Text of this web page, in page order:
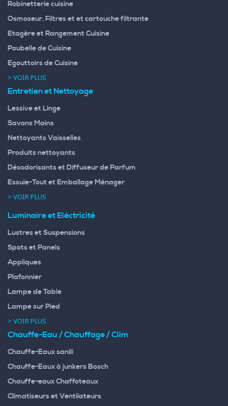
Robinetterie cuisine
Osmoseur, Filtres et et cartouche filtrante
Etagère et Rangement Cuisine
Poubelle de Cuisine
Egouttoirs de Cuisine
> VOIR PLUS
Entretien et Nettoyage
Lessive et Linge
Savons Mains
Nettoyants Vaisselles
Produits nettoyants
Désodorisants et Diffuseur de Parfum
Essuie-Tout et Emballage Ménager
> VOIR PLUS
Luminaire et Eléctricité
Lustres et Suspensions
Spots et Panels
Appliques
Plafonnier
Lampe de Table
Lampe sur Pied
> VOIR PLUS
Chauffe-Eau / Chauffage / Clim
Chauffe-Eaux sanili
Chauffe-Eaux à junkers Bosch
Chauffe-eaux Chaffoteaux
Climatiseurs et Ventilateurs